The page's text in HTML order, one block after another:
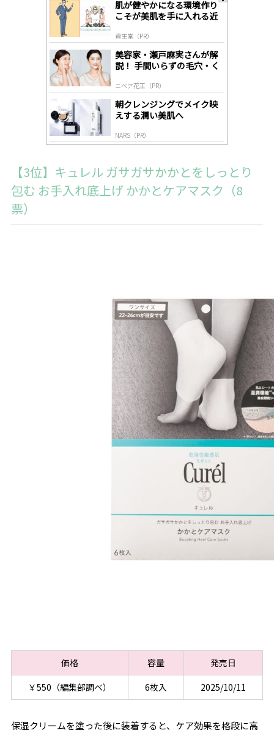
肌が健やかになる環境作り
こそが美肌を手に入れる近
資生堂（PR）
美容家・瀬戸麻実さんが解
説！ 手間いらずの毛穴・く
ニベア花王（PR）
朝クレンジングでメイク映
えする潤い美肌へ
NARS（PR）
【3位】キュレル ガサガサかかとをしっとり
包む お手入れ底上げ かかとケアマスク（8
票）
価格 容量
発売日
￥550（編集部調べ）
6枚入 2025/10/11
保湿クリームを塗った後に装着すると、ケア効果を格段に高